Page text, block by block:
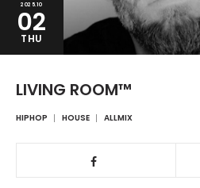
2025.10
02
THU
LIVING ROOM™
HIPHOP HOUSE ALLMIX